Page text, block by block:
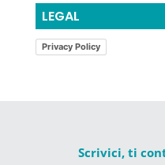
LEGAL
Privacy Policy
Scrivici, ti